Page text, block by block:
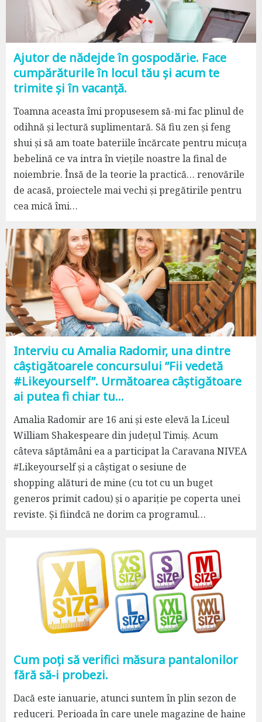
Ajutor de nădejde în gospodărie. Face
cumpărăturile în locul tău și acum te
trimite și în vacanță.
Toamna aceasta îmi propusesem să-mi fac plinul de
odihnă și lectură suplimentară. Să fiu zen și feng
shui și să am toate bateriile încărcate pentru micuța
bebelină ce va intra în viețile noastre la final de
noiembrie. Însă de la teorie la practică… renovările
de acasă, proiectele mai vechi și pregătirile pentru
cea mică îmi…
Interviu cu Amalia Radomir, una dintre
câștigătoarele concursului ”Fii vedetă
#Likeyourself”. Următoarea câștigătoare
ai putea fi chiar tu…
Amalia Radomir are 16 ani și este elevă la Liceul
William Shakespeare din județul Timiș. Acum
câteva săptămâni ea a participat la Caravana NIVEA
#Likeyourself și a câștigat o sesiune de
shopping alături de mine (cu tot cu un buget
generos primit cadou) și o apariție pe coperta unei
reviste. Și fiindcă ne dorim ca programul…
Cum poți să verifici măsura pantalonilor
fără să-i probezi.
Dacă este ianuarie, atunci suntem în plin sezon de
reduceri. Perioada în care unele magazine de haine